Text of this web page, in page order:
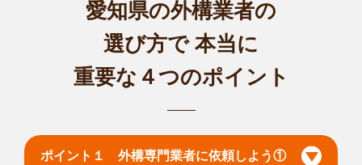
愛知県の外構業者の
選び方で本当に
重要な４つのポイント
ポイント１ 外構専門業者に依頼しよう①